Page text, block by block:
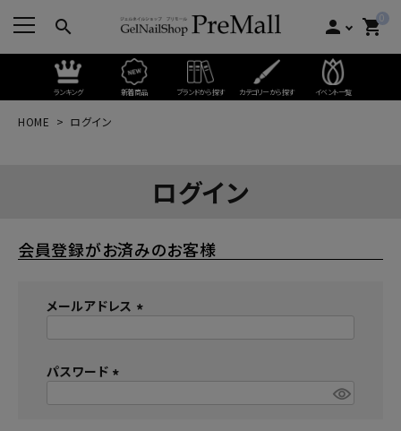
search person 0
shopping_cart
ランキング 新着商品 ブランドから探す カテゴリーから探す イベント一覧
HOME ログイン
ログイン
会員登録がお済みのお客様
メールアドレス
パスワード